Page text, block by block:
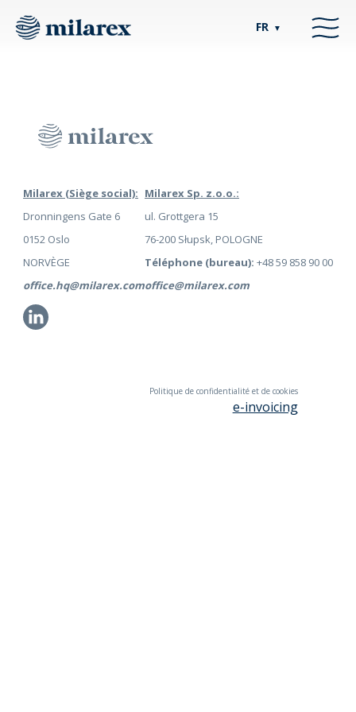
FR ▼
Milarex (Siège social):
Dronningens Gate 6
0152 Oslo
NORVÈGE
office.hq@milarex.com
Li
Milarex Sp. z.o.o.:
ul. Grottgera 15
76-200 Słupsk, POLOGNE
Téléphone (bureau): +48 59 858 90 00
office@milarex.com
Politique de confidentialité et de cookies
e-invoicing